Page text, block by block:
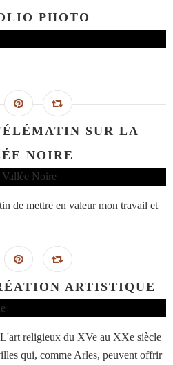
PHOTO
SUR LA
NOIRE
de mettre en valeur mon travail et
ARTISTIQUE
religieux du XVe au XXe siècle
qui, comme Arles, peuvent offrir